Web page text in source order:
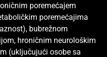
poremećajem
poremećajima
bubrežnom
hroničnim neurološkim
(uključujući osobe sa